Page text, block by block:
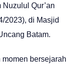
Qur’an
2023), di Masjid
Batam.
bersejarah